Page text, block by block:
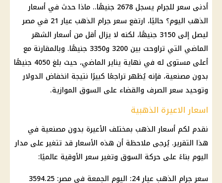
أدنى سعر للجرام يسجل 2678 جنيهًا.. ماذا حدث في
أسعار
الذهب اليوم؟ حاليًا، ارتفع سعر جرام الذهب عيار 21
في مصر
ليصل إلى 3150 جنيهًا، لكنه لا يزال أقل من
أسعارالشهر
الماضي التي تراوحت بين 3200 و3350 جنيهًا. وبالمقارنة مع
أعلى مستوى له في نهاية يناير الماضي، حيث بلغ 4050 جنيهًا
بدون مصنعية، فإنه يُظهر تراجعًا كبيرًا نتيجة انخفاض الدولار
وتوحيد سعر الصرف والقضاء على السوق الموازية.
اسعار الاعيرة الذهبية
نقدم لكم أسعار الذهب بمختلف الأعيرة بدون مصنعية في
هذا التقرير. يُرجى ملاحظة أن هذه الأسعارقد تتغير على مدار
اليوم بناءً على حركة السوق وتغير سعر الأوقية عالميًا:
سعر جرام الذهب عيار 24
: اليوم الجمعة في مصر: 3594.25